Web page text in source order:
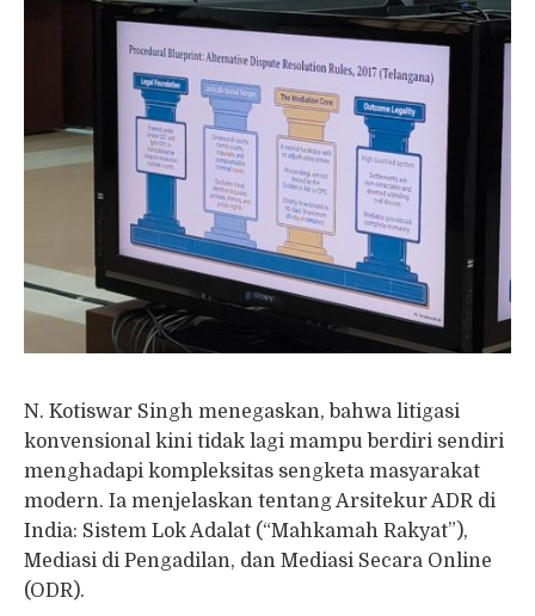
N. Kotiswar Singh menegaskan, bahwa litigasi
konvensional kini tidak lagi mampu berdiri sendiri
menghadapi kompleksitas sengketa masyarakat
modern. Ia menjelaskan tentang Arsitekur ADR di
India: Sistem Lok Adalat (“Mahkamah Rakyat”),
Mediasi di Pengadilan, dan Mediasi Secara Online
(ODR).